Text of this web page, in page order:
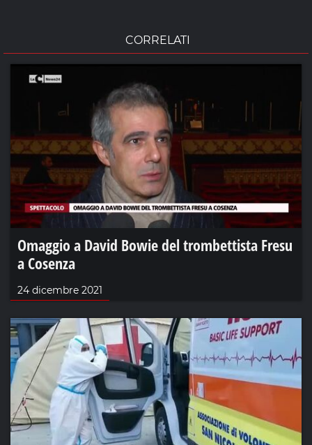
CORRELATI
Omaggio a David Bowie del trombettista Fresu
a Cosenza
24 dicembre 2021